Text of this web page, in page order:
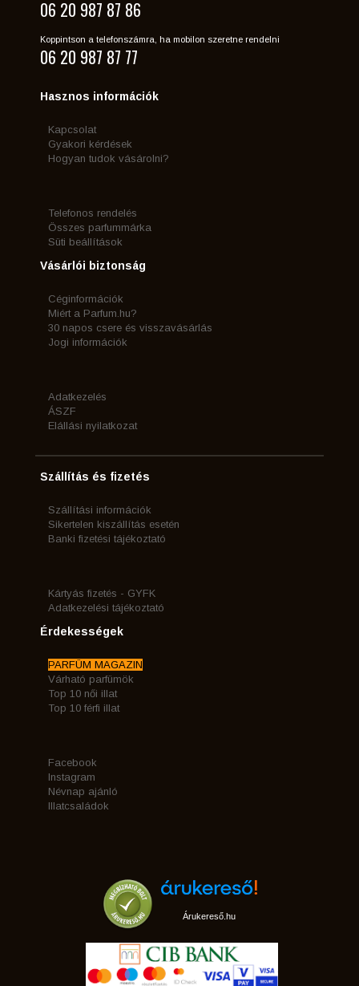
06 20 987 87 86
Koppintson a telefonszámra, ha mobilon szeretne rendelni
06 20 987 87 77
Hasznos információk
Kapcsolat
Gyakori kérdések
Hogyan tudok vásárolni?
Telefonos rendelés
Összes parfummárka
Süti beállítások
Vásárlói biztonság
Céginformációk
Miért a Parfum.hu?
30 napos csere és visszavásárlás
Jogi információk
Adatkezelés
ÁSZF
Elállási nyilatkozat
Szállítás és fizetés
Szállítási információk
Sikertelen kiszállítás esetén
Banki fizetési tájékoztató
Kártyás fizetés - GYFK
Adatkezelési tájékoztató
Érdekességek
PARFÜM MAGAZIN
Várható parfümök
Top 10 női illat
Top 10 férfi illat
Facebook
Instagram
Névnap ajánló
Illatcsaládok
Árukereső.hu